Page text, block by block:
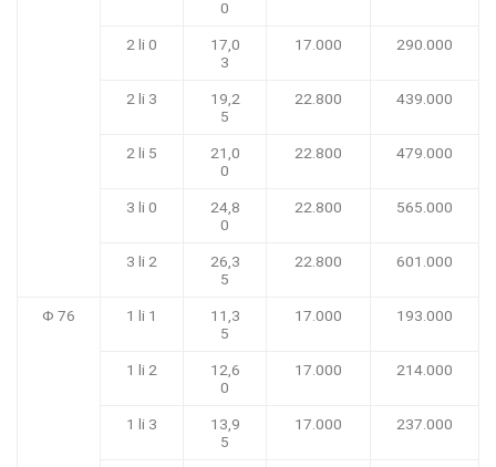
0
2 li 0
17,0
3
17.000 290.000
2 li 3
19,2
5
22.800 439.000
2 li 5
21,0
0
22.800 479.000
3 li 0
24,8
0
22.800 565.000
3 li 2
26,3
5
22.800 601.000
Φ 76 1 li 1
11,3
5
17.000 193.000
1 li 2
12,6
0
17.000 214.000
1 li 3
13,9
5
17.000 237.000